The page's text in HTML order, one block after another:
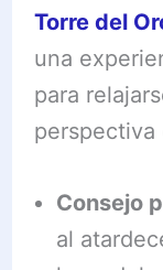
Torre del
una
para
perspectiva
Consejo
al